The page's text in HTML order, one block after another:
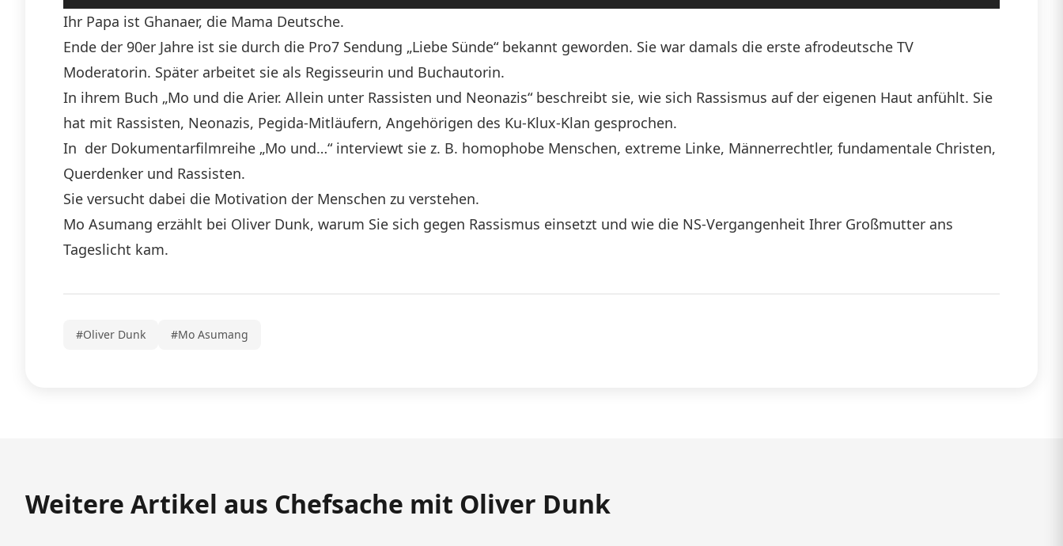
Player
die
zu
Ihr Papa ist Ghanaer, die Mama Deutsche.
Ende der 90er Jahre ist sie durch die Pro7 Sendung „Liebe Sünde“ bekannt geworden. Sie war damals die erste afrodeutsche TV
Moderatorin. Später arbeitet sie als Regisseurin und Buchautorin.
In ihrem Buch „Mo und die Arier. Allein unter Rassisten und Neonazis“ beschreibt sie, wie sich Rassismus auf der eigenen Haut anfühlt. Sie
hat mit Rassisten, Neonazis, Pegida-Mitläufern, Angehörigen des Ku-Klux-Klan gesprochen.
In der Dokumentarfilmreihe „Mo und…“ interviewt sie z. B. homophobe Menschen, extreme Linke, Männerrechtler, fundamentale Christen,
Querdenker und Rassisten.
Sie versucht dabei die Motivation der Menschen zu verstehen.
Mo Asumang erzählt bei Oliver Dunk, warum Sie sich gegen Rassismus einsetzt und wie die NS-Vergangenheit Ihrer Großmutter ans
Tageslicht kam.
#Oliver Dunk #Mo Asumang
Weitere Artikel aus Chefsache mit Oliver Dunk